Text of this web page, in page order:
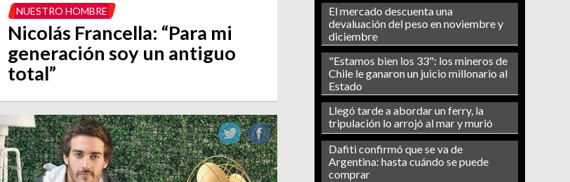
El mercado descuenta una
devaluación del peso en noviembre y
diciembre
"Estamos bien los 33": los mineros de
Chile le ganaron un juicio millonario al
Estado
Llegó tarde a abordar un ferry, la
tripulación lo arrojó al mar y murió
Dafiti confirmó que se va de
Argentina: hasta cuándo se puede
comprar
NUESTRO HOMBRE
Nicolás Francella: “Para mi
generación soy un antiguo
total”